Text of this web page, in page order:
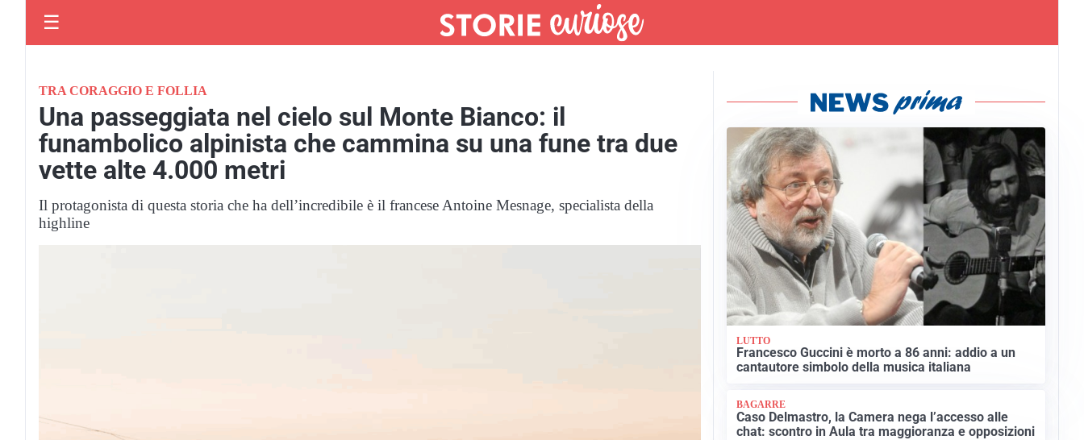
☰
TRA CORAGGIO E FOLLIA
Una passeggiata nel cielo sul Monte Bianco: il
funambolico alpinista che cammina su una fune tra due
vette alte 4.000 metri
Il protagonista di questa storia che ha dell’incredibile è il francese Antoine Mesnage, specialista della
highline
LUTTO
Francesco Guccini è morto a 86 anni: addio a un
cantautore simbolo della musica italiana
BAGARRE
Caso Delmastro, la Camera nega l’accesso alle
chat: scontro in Aula tra maggioranza e opposizioni